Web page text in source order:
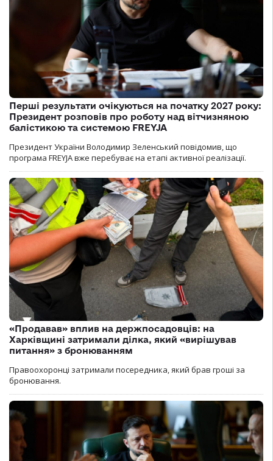
Перші результати очікуються на початку 2027 року:
Президент розповів про роботу над вітчизняною
балістикою та системою FREYJA
Президент України Володимир Зеленський повідомив, що
програма FREYJA вже перебуває на етапі активної реалізації.
«Продавав» вплив на держпосадовців: на
Харківщині затримали ділка, який «вирішував
питання» з бронюванням
Правоохоронці затримали посередника, який брав гроші за
бронювання.